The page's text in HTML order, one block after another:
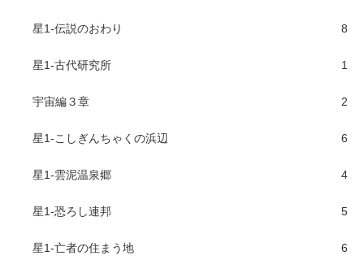
星1-伝説のおわり 8
星1-古代研究所 1
宇宙編３章 2
星1-こしぎんちゃくの浜辺 6
星1-雲泥温泉郷 4
星1-恐ろし連邦 5
星1-亡者の住まう地 6